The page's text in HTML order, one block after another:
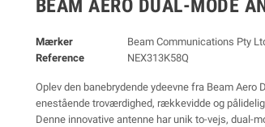
BEAM AERO DUAL-MODE
Mærker
Beam Communications Pty
Reference
NEX313K58Q
Oplev den banebrydende ydeevne fra Beam Aero
enestående troværdighed, rækkevidde og
Denne innovative antenne har unik to-vejs, dual-